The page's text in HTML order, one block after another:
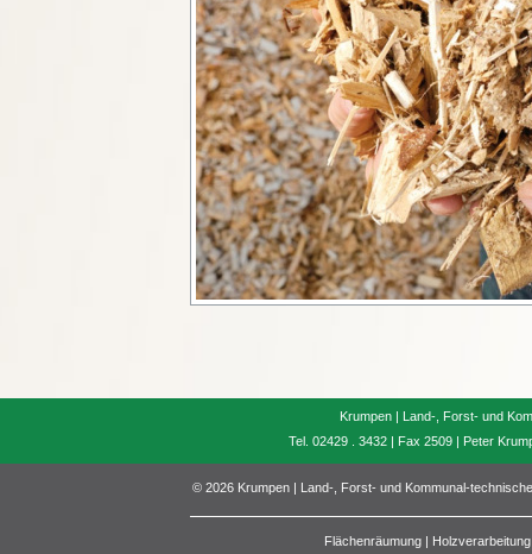
Krumpen | Land-, Forst- und
Tel. 02429 . 3432 | Fax 2509 | Peter
© 2026 Krumpen | Land-, Forst- und Kommunal-
Flächenräumung |